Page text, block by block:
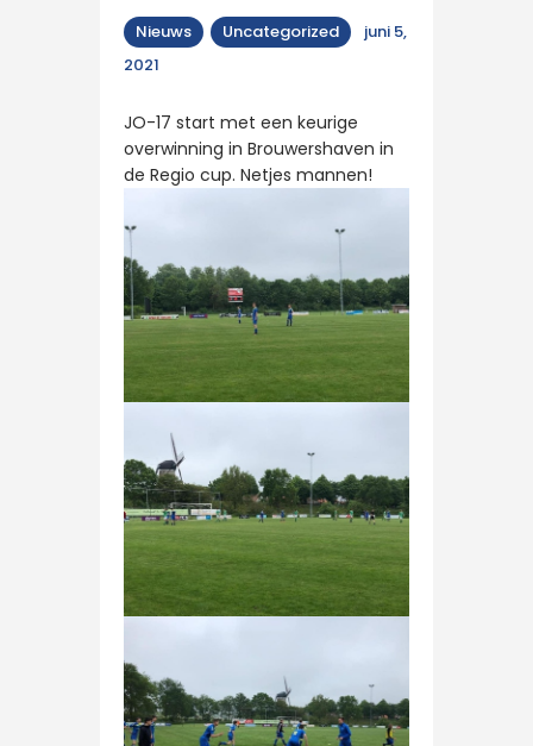
Nieuws Uncategorized
juni 5,
2021
JO-17 start met een keurige
overwinning in Brouwershaven in
de Regio cup. Netjes mannen!